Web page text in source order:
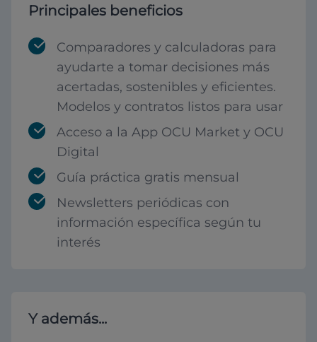
Principales beneficios
Comparadores y calculadoras para
ayudarte a tomar decisiones más
acertadas, sostenibles y eficientes.
Modelos y contratos listos para usar
Acceso a la App OCU Market y OCU
Digital
Guía práctica gratis mensual
Newsletters periódicas con
información específica según tu
interés
Y además...